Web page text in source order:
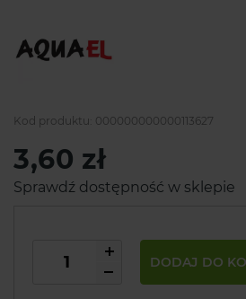
Kod produktu: 000000000000113627
3,60 zł
Sprawdź dostępność w sklepie
DODAJ DO